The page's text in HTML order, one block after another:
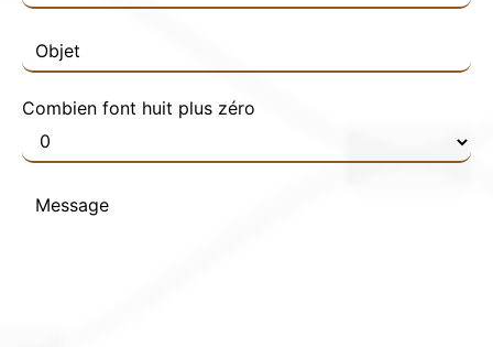
Combien font huit plus zéro